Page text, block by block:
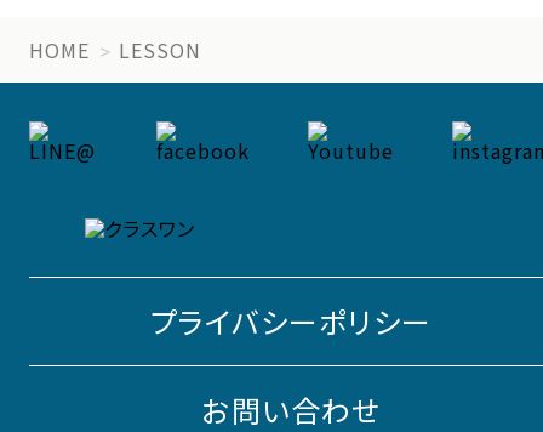
HOME LESSON
プライバシーポリシー
お問い合わせ